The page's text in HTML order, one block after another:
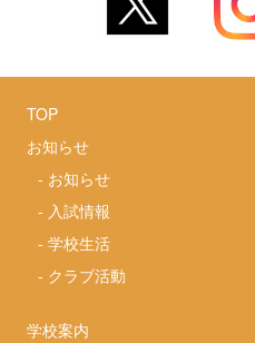
TOP
お知らせ
- お知らせ
- 入試情報
-学校生活
- クラブ活動
学校案内